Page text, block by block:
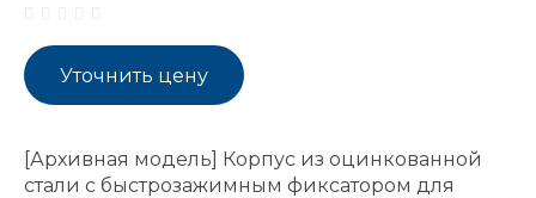
Уточнить цену
[Архивная модель] Корпус из оцинкованной
стали с быстрозажимным фиксатором для